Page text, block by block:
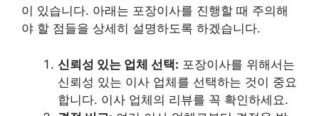
이 있습니다. 아래는 포장이사를 진행할 때 주의해
야 할 점들을 상세히 설명하도록 하겠습니다.
신뢰성 있는 업체 선택: 포장이사를 위해서는
신뢰성 있는 이사 업체를 선택하는 것이 중요
합니다. 이사 업체의 리뷰를 꼭 확인하세요.